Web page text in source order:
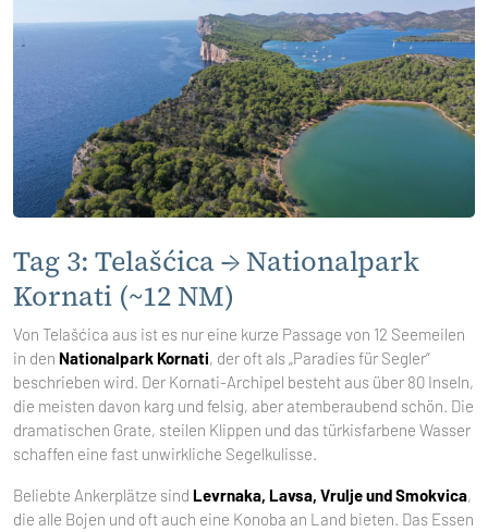
Tag 3: Telašćica → Nationalpark
Kornati (~12 NM)
Von Telašćica aus ist es nur eine kurze Passage von 12 Seemeilen
in den Nationalpark Kornati, der oft als „Paradies für Segler“
beschrieben wird. Der Kornati-Archipel besteht aus über 80 Inseln,
die meisten davon karg und felsig, aber atemberaubend schön. Die
dramatischen Grate, steilen Klippen und das türkisfarbene Wasser
schaffen eine fast unwirkliche Segelkulisse.
Beliebte Ankerplätze sind Levrnaka, Lavsa, Vrulje und Smokvica,
die alle Bojen und oft auch eine Konoba an Land bieten. Das Essen